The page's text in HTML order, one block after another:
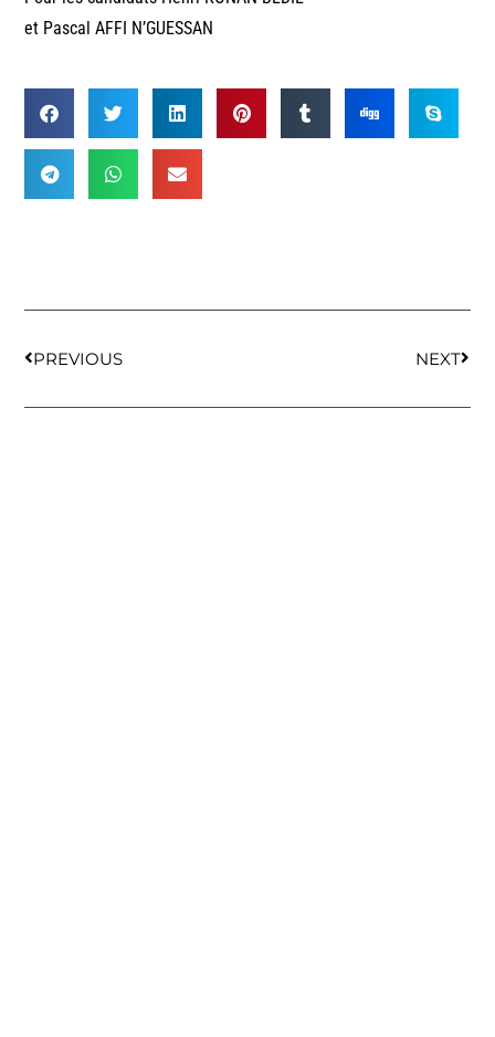
et Pascal AFFI N’GUESSAN
PREVIOUS NEXT